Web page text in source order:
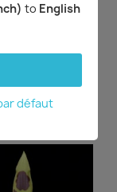
leucochilum
€
to English
défaut